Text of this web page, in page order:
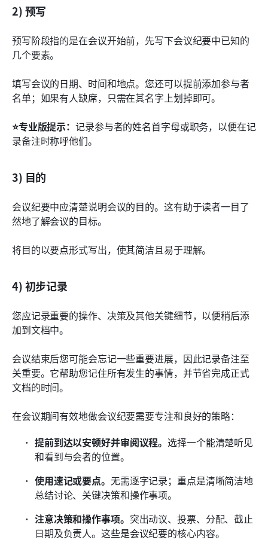
2) 预写
预写阶段指的是在会议开始前，先写下会议纪要中已知的
几个要素。
填写会议的日期、时间和地点。您还可以提前添加参与者
名单；如果有人缺席，只需在其名字上划掉即可。
⭐专业版提示：记录参与者的姓名首字母或职务，以便在记
录备注时称呼他们。
3) 目的
会议纪要中应清楚说明会议的目的。这有助于读者一目了
然地了解会议的目标。
将目的以要点形式写出，使其简洁且易于理解。
4) 初步记录
您应记录重要的操作、决策及其他关键细节，以便稍后添
加到文档中。
会议结束后您可能会忘记一些重要进展，因此记录备注至
关重要。它帮助您记住所有发生的事情，并节省完成正式
文档的时间。
在会议期间有效地做会议纪要需要专注和良好的策略：
提前到达以安顿好并审阅议程。 选择一个能清楚听见
和看到与会者的位置。
使用速记或要点。 无需逐字记录；重点是清晰简洁地
总结讨论、关键决策和操作事项。
注意决策和操作事项。 突出动议、投票、分配、截止
日期及负责人。这些是会议纪要的核心内容。